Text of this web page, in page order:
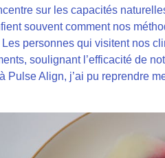
sur les capacités
souvent comment nos
personnes qui visitent nos
soulignant l’efficacité de
Pulse Align, j’ai pu reprendre